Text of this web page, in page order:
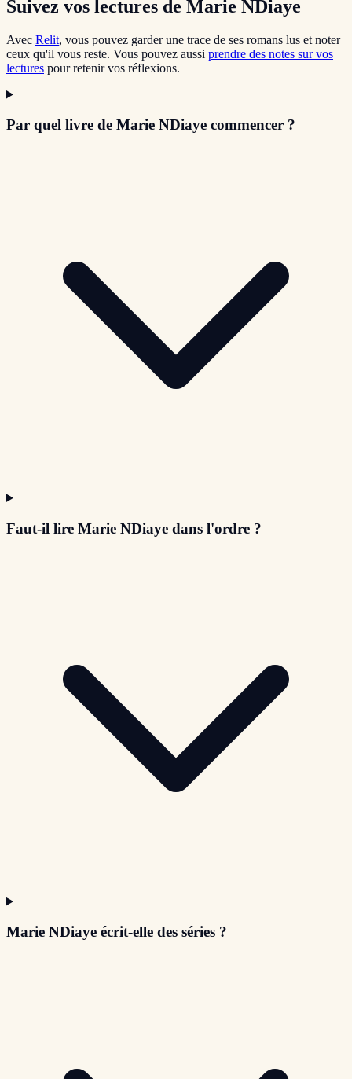
Suivez vos lectures de Marie NDiaye
Avec Relit, vous pouvez garder une trace de ses romans lus et noter
ceux qu'il vous reste. Vous pouvez aussi prendre des notes sur vos
lectures pour retenir vos réflexions.
Par quel livre de Marie NDiaye commencer ?
Faut-il lire Marie NDiaye dans l'ordre ?
Marie NDiaye écrit-elle des séries ?